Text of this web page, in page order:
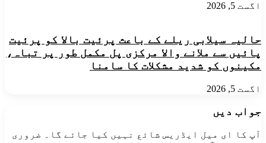
اگست 5, 2026
حالیہ سیلابی ریلے کے باعث پرئیت بالا کو پرئیت
پائیں سے ملانے والا مرکزی پل مکمل طور پر تباہ،
مکینوں کو شدید مشکلات کا سامنا
اگست 5, 2026
جواب دیں
آپ کا ای میل ایڈریس شائع نہیں کیا جائے گا۔
ضروری